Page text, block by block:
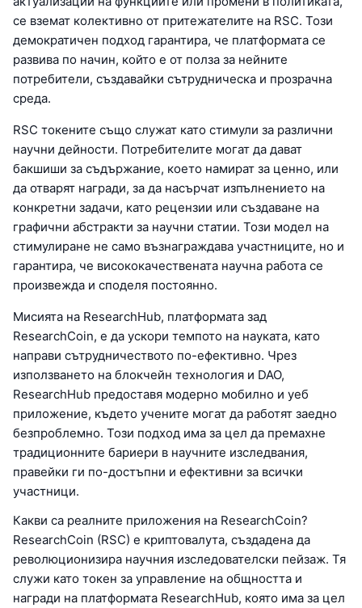
се вземат колективно от притежателите на RSC. Този
демократичен подход гарантира, че платформата се
развива по начин, който е от полза за нейните
потребители, създавайки сътрудническа и прозрачна
среда.
RSC токените също служат като стимули за различни
научни дейности. Потребителите могат да дават
бакшиши за съдържание, което намират за ценно, или
да отварят награди, за да насърчат изпълнението на
конкретни задачи, като рецензии или създаване на
графични абстракти за научни статии. Този модел на
стимулиране не само възнаграждава участниците, но и
гарантира, че висококачествената научна работа се
произвежда и споделя постоянно.
Мисията на ResearchHub, платформата зад
ResearchCoin, е да ускори темпото на науката, като
направи сътрудничеството по-ефективно. Чрез
използването на блокчейн технология и DAO,
ResearchHub предоставя модерно мобилно и уеб
приложение, където учените могат да работят заедно
безпроблемно. Този подход има за цел да премахне
традиционните бариери в научните изследвания,
правейки ги по-достъпни и ефективни за всички
участници.
Какви са реалните приложения на ResearchCoin?
ResearchCoin (RSC) е криптовалута, създадена да
революционизира научния изследователски пейзаж. Тя
служи като токен за управление на общността и
награди на платформата ResearchHub, която има за цел